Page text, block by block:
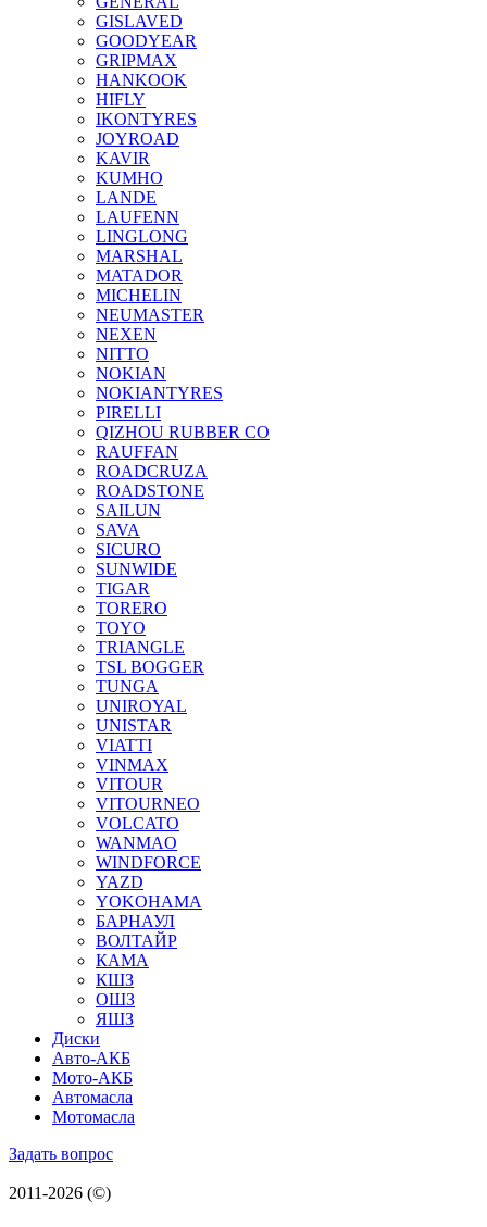
GISLAVED
GOODYEAR
GRIPMAX
HANKOOK
HIFLY
IKONTYRES
JOYROAD
KAVIR
KUMHO
LANDE
LAUFENN
LINGLONG
MARSHAL
MATADOR
MICHELIN
NEUMASTER
NEXEN
NITTO
NOKIAN
NOKIANTYRES
PIRELLI
QIZHOU RUBBER CO
RAUFFAN
ROADCRUZA
ROADSTONE
SAILUN
SAVA
SICURO
SUNWIDE
TIGAR
TORERO
TOYO
TRIANGLE
TSL BOGGER
TUNGA
UNIROYAL
UNISTAR
VIATTI
VINMAX
VITOUR
VITOURNEO
VOLCATO
WANMAO
WINDFORCE
YAZD
YOKOHAMA
БАРНАУЛ
ВОЛТАЙР
КАМА
КШЗ
ОШЗ
ЯШЗ
Диски
Авто-АКБ
Мото-АКБ
Автомасла
Мотомасла
Задать вопрос
2011-2026 (©)